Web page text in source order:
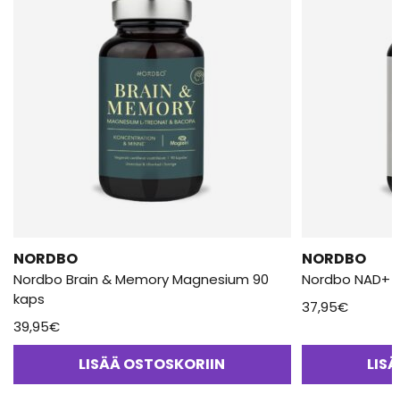
NORDBO
Nordbo Brain & Memory Magnesium 90
kaps
39,95€
LISÄÄ OSTOSKORIIN
NORDBO
Nordbo NAD+
37,95€